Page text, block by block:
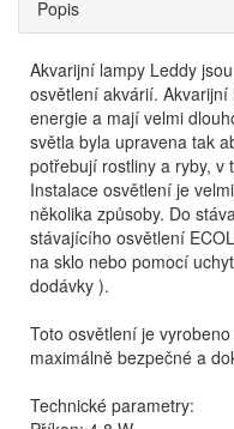
Popis
Akvarijní lampy Leddy
osvětlení akvárií.
energie a mají velmi
světla byla upravena tak
potřebují rostliny a ryby, v
Instalace osvětlení je
několika způsoby. Do
stávajícího osvětlení
na sklo nebo pomocí
dodávky ).
Toto osvětlení je
maximálně bezpečné a
Technické parametry: